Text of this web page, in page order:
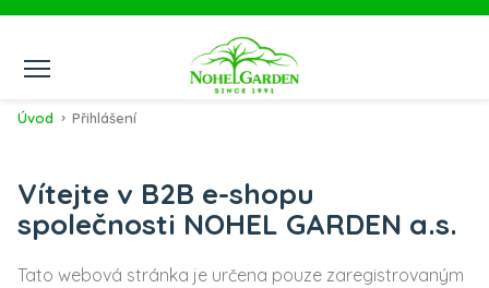
Úvod Přihlášení
Vítejte v B2B e-shopu
společnosti NOHEL GARDEN a.s.
Tato webová stránka je určena pouze zaregistrovaným